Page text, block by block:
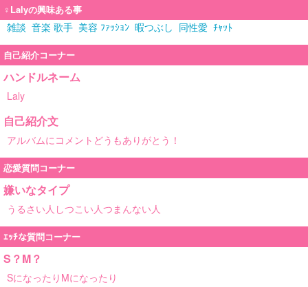
♀Lalyの興味ある事
雑談 音楽 歌手 美容 ﾌｧｯｼｮﾝ 暇つぶし 同性愛 ﾁｬｯﾄ
自己紹介コーナー
ハンドルネーム
Laly
自己紹介文
アルバムにコメントどうもありがとう！
恋愛質問コーナー
嫌いなタイプ
うるさい人しつこい人つまんない人
ｴｯﾁな質問コーナー
S？M？
SになったりMになったり